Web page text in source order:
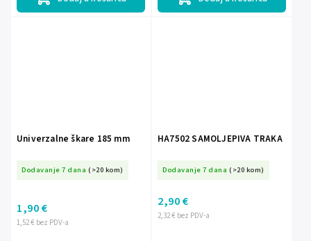
Univerzalne škare 185 mm
Dodavanje 7 dana (>20 kom)
1,52 € bez PDV-a
1,90 €
HA7502 SAMOLJEPIVA TRAKA
Dodavanje 7 dana (>20 kom)
2,32 € bez PDV-a
2,90 €